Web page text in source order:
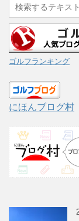
ゴルフランキング
にほんブログ村